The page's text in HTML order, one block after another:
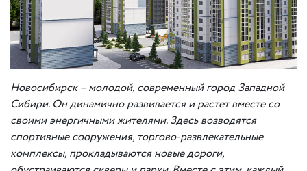
Новосибирск – молодой, современный город Западной
Сибири. Он динамично развивается и растет вместе со
своими энергичными жителями. Здесь возводятся
спортивные сооружения, торгово-развлекательные
комплексы, прокладываются новые дороги,